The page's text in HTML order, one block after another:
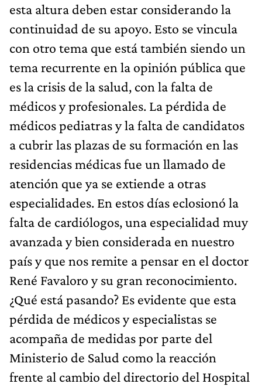
esta altura deben estar considerando la
continuidad de su apoyo. Esto se vincula
con otro tema que está también siendo un
tema recurrente en la opinión pública que
es la crisis de la salud, con la falta de
médicos y profesionales. La pérdida de
médicos pediatras y la falta de candidatos
a cubrir las plazas de su formación en las
residencias médicas fue un llamado de
atención que ya se extiende a otras
especialidades. En estos días eclosionó la
falta de cardiólogos, una especialidad muy
avanzada y bien considerada en nuestro
país y que nos remite a pensar en el doctor
René Favaloro y su gran reconocimiento.
¿Qué está pasando? Es evidente que esta
pérdida de médicos y especialistas se
acompaña de medidas por parte del
Ministerio de Salud como la reacción
frente al cambio del directorio del Hospital